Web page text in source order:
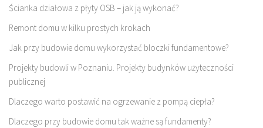
Ścianka działowa z płyty OSB – jak ją wykonać?
Remont domu w kilku prostych krokach
Jak przy budowie domu wykorzystać bloczki fundamentowe?
Projekty budowli w Poznaniu. Projekty budynków użyteczności
publicznej
Dlaczego warto postawić na ogrzewanie z pompą ciepła?
Dlaczego przy budowie domu tak ważne są fundamenty?